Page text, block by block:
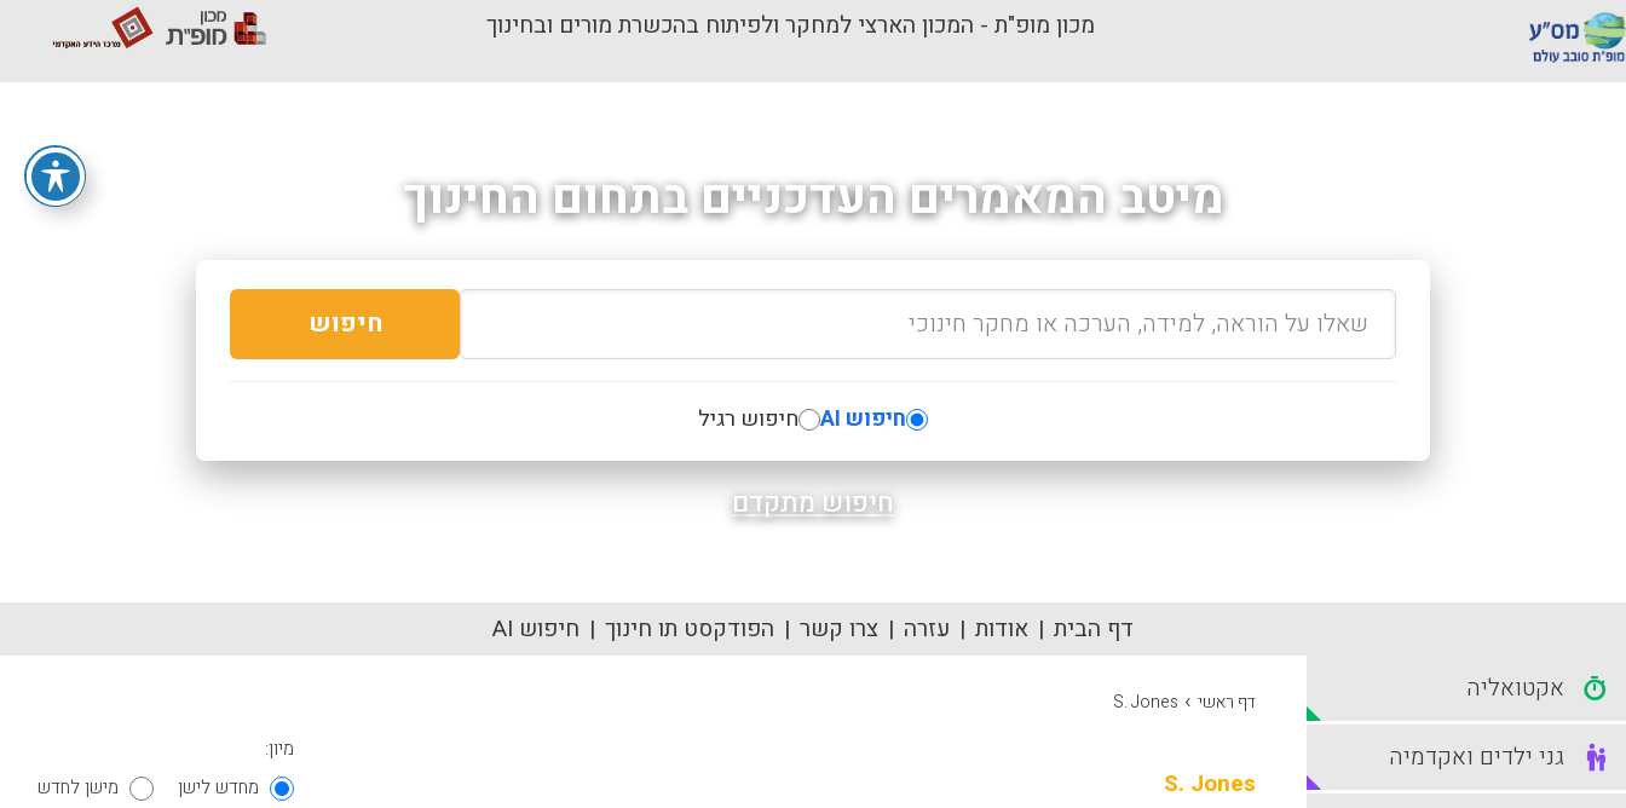
מכון מופ"ת - המכון הארצי למחקר ולפיתוח בהכשרת מורים ובחינוך
מיטב המאמרים העדכניים בתחום החינוך
חיפוש
חיפוש AI חיפוש רגיל
חיפוש מתקדם
דף הבית אודות עזרה צרו קשר הפודקסט תו חינוך חיפוש AI
דף ראשי ›
S. Jones
S. Jones
מיון:
מחדש לישן
מישן לחדש
אקטואליה
גני ילדים ואקדמיה